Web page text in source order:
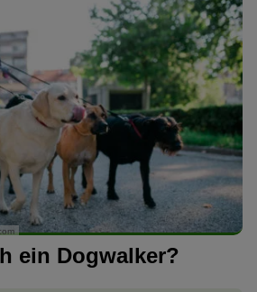
ein Dogwalker?